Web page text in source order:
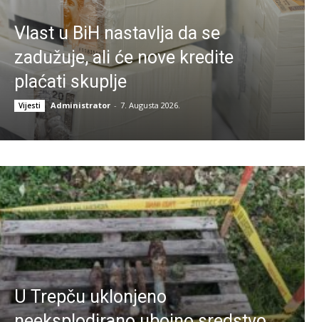
Vlast u BiH nastavlja da se
zadužuje, ali će nove kredite
plaćati skuplje
Vijesti Administrator - 7. Augusta 2026.
U Trepču uklonjeno